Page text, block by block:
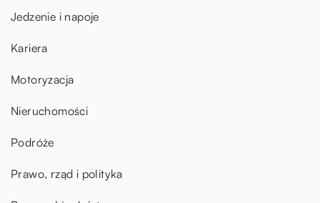
Jedzenie i napoje
Kariera
Motoryzacja
Nieruchomości
Podróże
Prawo, rząd i polityka